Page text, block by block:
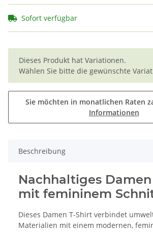
Sofort verfügbar
x
Dieses Produkt hat Variationen.
Wählen Sie bitte die gewünschte
Sie möchten in monatlichen Raten
Informationen
Beschreibung
Nachhaltiges
mit femininem
Dieses Damen T-Shirt verbindet
Materialien mit einem modernen,